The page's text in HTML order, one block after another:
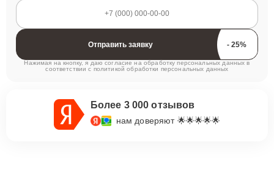
Отправить заявку
Нажимая на кнопку, я даю согласие на обработку персональных данных в
соответствии с политикой обработки персональных данных
Более 3 000 отзывов
нам доверяют 🌟🌟🌟🌟🌟